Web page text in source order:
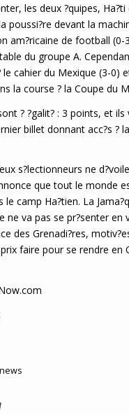
les deux ?quipes, Ha?ti
poussi?re devant la
am?ricaine de football (0-
du groupe A.
le cahier du Mexique (3-0)
la course ? la Coupe du
? ?galit? : 3 points, et
billet donnant acc?s ?
s?lectionneurs ne
que tout le monde
camp Ha?tien. La
ne va pas se pr?senter en
des Grenadi?res,
faire pour se rendre en